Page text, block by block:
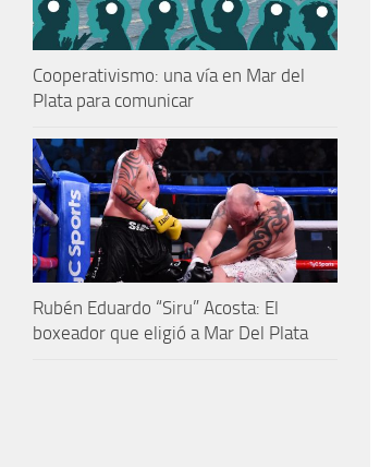
Cooperativismo: una vía en Mar del
Plata para comunicar
Rubén Eduardo “Siru” Acosta: El
boxeador que eligió a Mar Del Plata